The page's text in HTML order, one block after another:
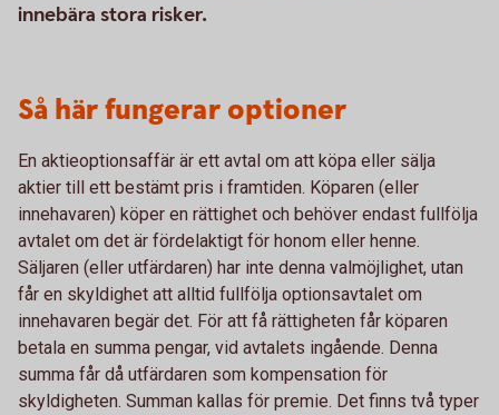
innebära stora risker.
Så här fungerar optioner
En aktieoptionsaffär är ett avtal om att köpa eller sälja
aktier till ett bestämt pris i framtiden. Köparen (eller
innehavaren) köper en rättighet och behöver endast fullfölja
avtalet om det är fördelaktigt för honom eller henne.
Säljaren (eller utfärdaren) har inte denna valmöjlighet, utan
får en skyldighet att alltid fullfölja optionsavtalet om
innehavaren begär det. För att få rättigheten får köparen
betala en summa pengar, vid avtalets ingående. Denna
summa får då utfärdaren som kompensation för
skyldigheten. Summan kallas för premie. Det finns två typer